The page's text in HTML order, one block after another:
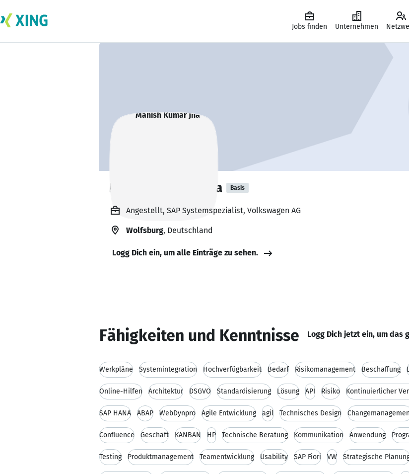
Jobs finden Unternehmen
Manish Kumar Jha Basis
Angestellt, SAP Systemspezialist, Volkswagen AG
Wolfsburg, Deutschland
Logg Dich ein, um alle Einträge zu sehen.
Fähigkeiten und Kenntnisse Logg Dich jetzt ein, um das
Werkpläne Systemintegration Hochverfügbarkeit Bedarf Risikomanagement Beschaffung
Online-Hilfen Architektur DSGVO Standardisierung Lösung API Risiko Kontinuierlicher
SAP HANA ABAP WebDynpro Agile Entwicklung agil Technisches Design
Confluence Geschäft KANBAN HP Technische Beratung Kommunikation Anwendung
Testing Produktmanagement Teamentwicklung Usability SAP Fiori VW Strategische